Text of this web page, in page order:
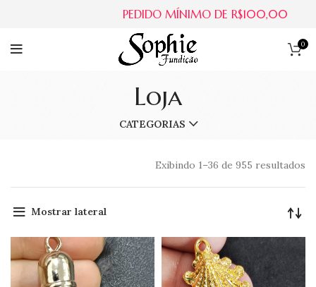
0
Loja
CATEGORIAS
Exibindo 1–36 de 955 resultados
Mostrar lateral
PEDIDO MÍNIMO DE R$100,00